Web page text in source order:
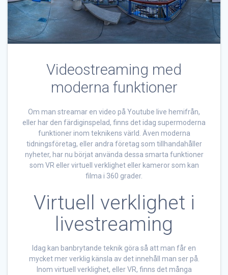
Videostreaming med
moderna funktioner
Om man streamar en video på Youtube live hemifrån,
eller har den färdiginspelad, finns det idag supermoderna
funktioner inom teknikens värld. Även moderna
tidningsföretag, eller andra företag som tillhandahåller
nyheter, har nu börjat använda dessa smarta funktioner
som VR eller virtuell verklighet eller kameror som kan
filma i 360 grader.
Virtuell verklighet i
livestreaming
Idag kan banbrytande teknik göra så att man får en
mycket mer verklig känsla av det innehåll man ser på.
Inom virtuell verklighet, eller VR, finns det många